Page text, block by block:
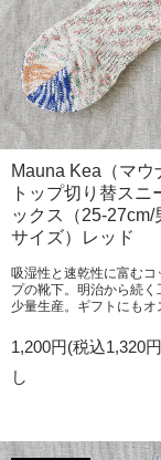
Mauna Kea（マウ
トップ切り替スニ
ックス（25-27cm/
サイズ）レッド
吸湿性と速乾性に富むコ
プの靴下。明治から続く
少量生産。ギフトにもオ
1,200円(税込1,320
し